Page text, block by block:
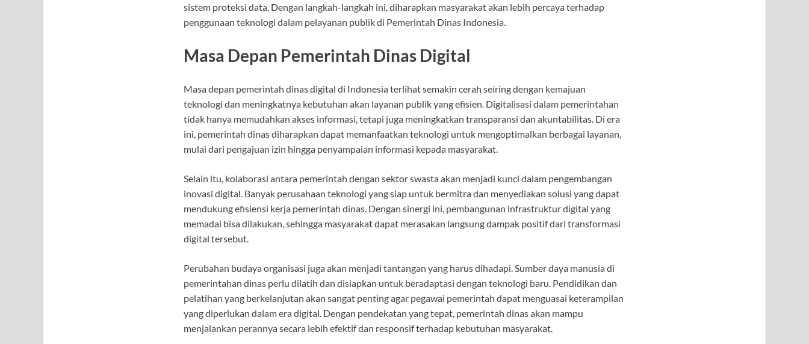
sistem proteksi data. Dengan langkah-langkah ini, diharapkan masyarakat akan lebih percaya terhadap
penggunaan teknologi dalam pelayanan publik di Pemerintah Dinas Indonesia.
Masa Depan Pemerintah Dinas Digital
Masa depan pemerintah dinas digital di Indonesia terlihat semakin cerah seiring dengan kemajuan
teknologi dan meningkatnya kebutuhan akan layanan publik yang efisien. Digitalisasi dalam pemerintahan
tidak hanya memudahkan akses informasi, tetapi juga meningkatkan transparansi dan akuntabilitas. Di era
ini, pemerintah dinas diharapkan dapat memanfaatkan teknologi untuk mengoptimalkan berbagai layanan,
mulai dari pengajuan izin hingga penyampaian informasi kepada masyarakat.
Selain itu, kolaborasi antara pemerintah dengan sektor swasta akan menjadi kunci dalam pengembangan
inovasi digital. Banyak perusahaan teknologi yang siap untuk bermitra dan menyediakan solusi yang dapat
mendukung efisiensi kerja pemerintah dinas. Dengan sinergi ini, pembangunan infrastruktur digital yang
memadai bisa dilakukan, sehingga masyarakat dapat merasakan langsung dampak positif dari transformasi
digital tersebut.
Perubahan budaya organisasi juga akan menjadi tantangan yang harus dihadapi. Sumber daya manusia di
pemerintahan dinas perlu dilatih dan disiapkan untuk beradaptasi dengan teknologi baru. Pendidikan dan
pelatihan yang berkelanjutan akan sangat penting agar pegawai pemerintah dapat menguasai keterampilan
yang diperlukan dalam era digital. Dengan pendekatan yang tepat, pemerintah dinas akan mampu
menjalankan perannya secara lebih efektif dan responsif terhadap kebutuhan masyarakat.